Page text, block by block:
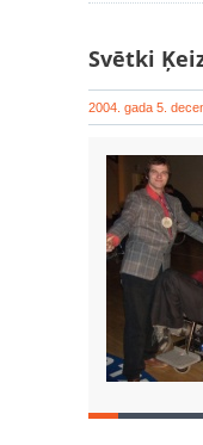
Svētki
2004. gada 5.